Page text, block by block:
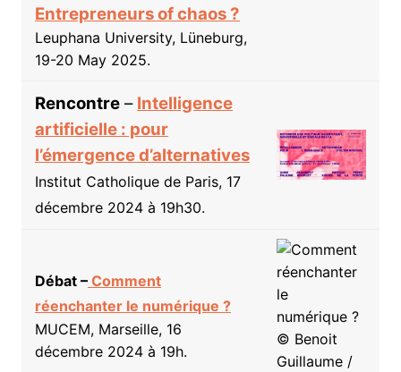
Entrepreneurs of chaos ?
Leuphana University, Lüneburg,
19-20 May 2025.
Rencontre– Intelligence
artificielle : pour
l’émergence d’alternatives
Institut Catholique de Paris, 17
décembre 2024 à 19h30.
Débat –Comment
réenchanter le numérique ?
MUCEM, Marseille, 16
décembre 2024 à 19h.